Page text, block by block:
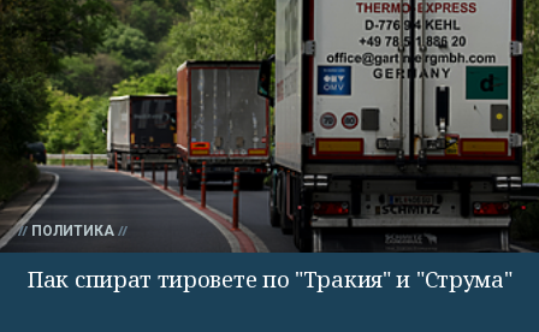
ПОЛИТИКА
Пак спират тировете по "Тракия" и "Струма"